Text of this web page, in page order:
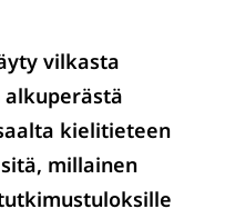
vilkasta
kielitieteen
millainen